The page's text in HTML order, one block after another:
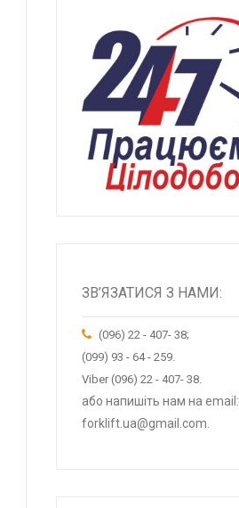
ЗВ’ЯЗАТИСЯ З НАМИ:
(096) 22 - 407- 38;
(099) 93 - 64 - 259.
Viber (096) 22 - 407- 38.
або напишіть нам на email:
forklift.ua@gmail.com.